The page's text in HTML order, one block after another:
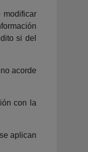
modificar
si del
acorde
con la
aplican